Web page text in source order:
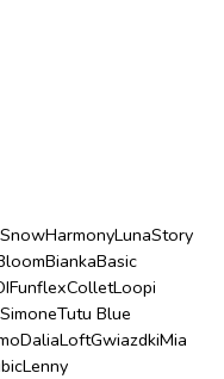
SnowHarmonyLunaStory
BiankaBasic
FunflexColletLoopi
SimoneTutu Blue
DaliaLoftGwiazdkiMia
Lenny